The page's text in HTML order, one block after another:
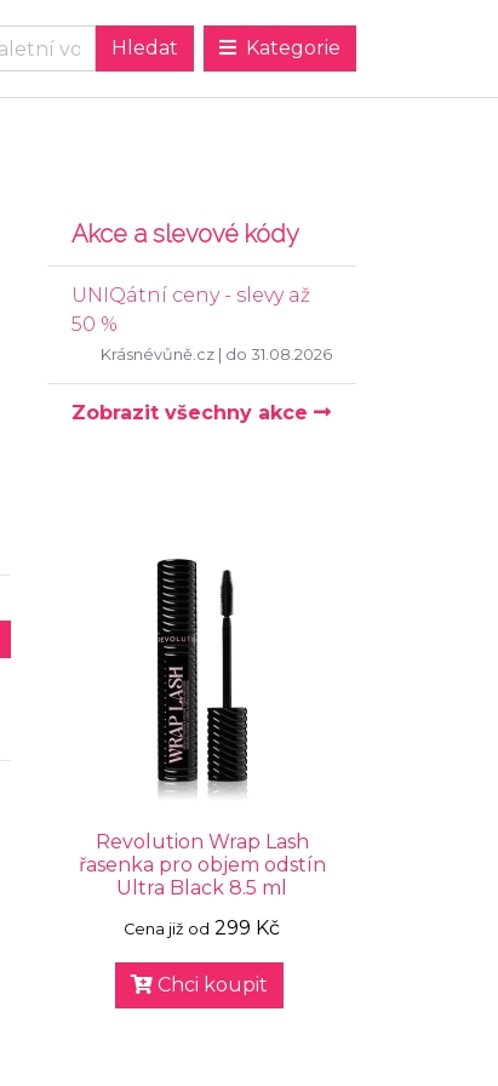
Kategorie
Akce a slevové kódy
UNIQátní ceny - slevy až
50 %
Krásnévůně.cz | do 31.08.2026
Zobrazit všechny akce
Revolution Wrap Lash
řasenka pro objem odstín
Ultra Black 8.5 ml
Cena již od 299 Kč
Chci koupit